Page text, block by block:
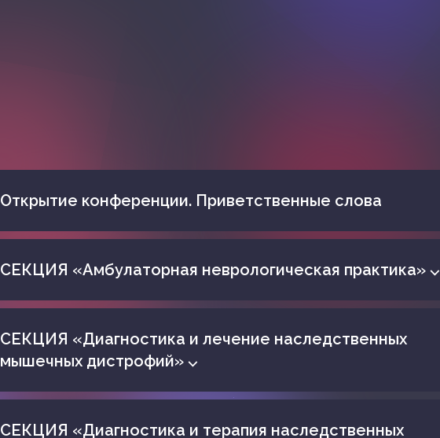
Открытие конференции. Приветственные слова
СЕКЦИЯ «Амбулаторная неврологическая практика» ⌵
СЕКЦИЯ «Диагностика и лечение наследственных
мышечных дистрофий» ⌵
СЕКЦИЯ «Диагностика и терапия наследственных